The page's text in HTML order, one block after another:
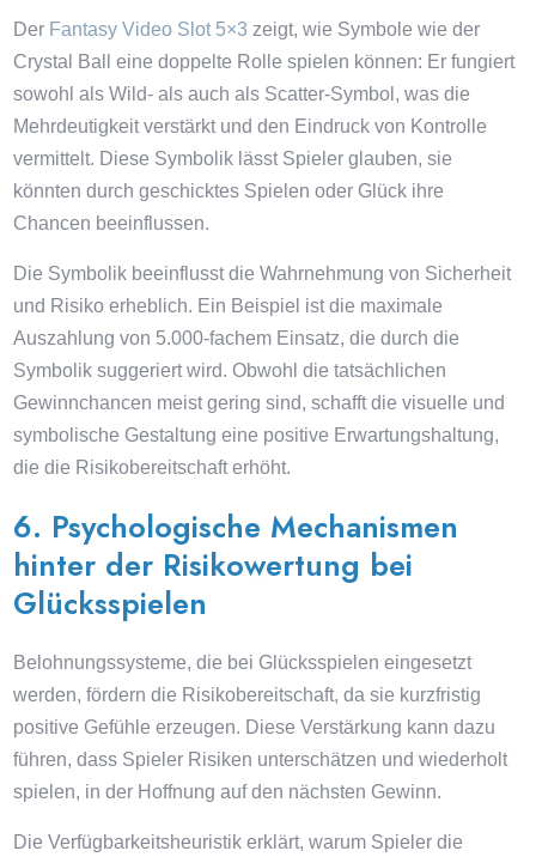
Der Fantasy Video Slot 5×3 zeigt, wie Symbole wie der
Crystal Ball eine doppelte Rolle spielen können: Er fungiert
sowohl als Wild- als auch als Scatter-Symbol, was die
Mehrdeutigkeit verstärkt und den Eindruck von Kontrolle
vermittelt. Diese Symbolik lässt Spieler glauben, sie
könnten durch geschicktes Spielen oder Glück ihre
Chancen beeinflussen.
Die Symbolik beeinflusst die Wahrnehmung von Sicherheit
und Risiko erheblich. Ein Beispiel ist die maximale
Auszahlung von 5.000-fachem Einsatz, die durch die
Symbolik suggeriert wird. Obwohl die tatsächlichen
Gewinnchancen meist gering sind, schafft die visuelle und
symbolische Gestaltung eine positive Erwartungshaltung,
die die Risikobereitschaft erhöht.
6. Psychologische Mechanismen
hinter der Risikowertung bei
Glücksspielen
Belohnungssysteme, die bei Glücksspielen eingesetzt
werden, fördern die Risikobereitschaft, da sie kurzfristig
positive Gefühle erzeugen. Diese Verstärkung kann dazu
führen, dass Spieler Risiken unterschätzen und wiederholt
spielen, in der Hoffnung auf den nächsten Gewinn.
Die Verfügbarkeitsheuristik erklärt, warum Spieler die